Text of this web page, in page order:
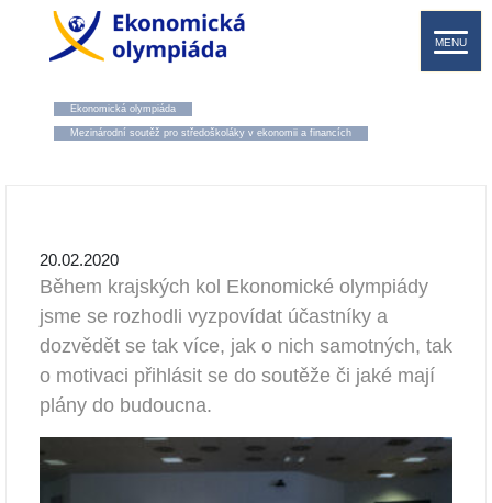
MENU
Ekonomická olympiáda
Mezinárodní soutěž pro středoškoláky v ekonomii a financích
20.02.2020
Během krajských kol Ekonomické olympiády
jsme se rozhodli vyzpovídat účastníky a
dozvědět se tak více, jak o nich samotných, tak
o motivaci přihlásit se do soutěže či jaké mají
plány do budoucna.